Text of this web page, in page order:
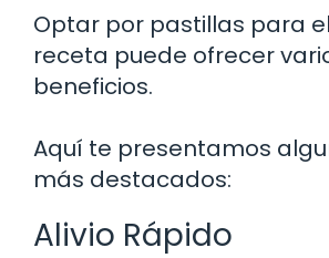
Optar por pastillas para
receta puede ofrecer
beneficios.
Aquí te presentamos
más destacados:
Alivio Rápido